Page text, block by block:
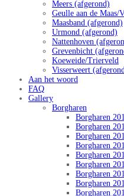
Meers (afgerond)
Geulle aan de Maas/
Maasband (afgerond)
Urmond (afgerond)
Nattenhoven
Grevenbicht
Koeweide/Trierveld
Visserweert
Aan het woord
FAQ
Gallery
Borgharen
Borgharen
Borgharen
Borgharen
Borgharen
Borgharen
Borgharen
Borgharen
Borgharen
Borgharen